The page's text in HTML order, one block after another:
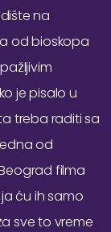
na
od bioskopa
je pisalo u
treba raditi sa
od
filma
ću ih samo
sve to vreme